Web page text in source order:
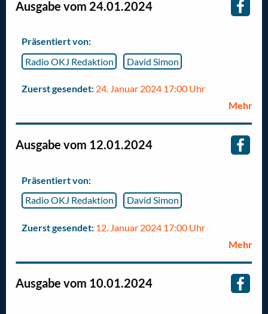
Ausgabe vom 24.01.2024
Präsentiert von:
Radio OKJ Redaktion
David Simon
Zuerst gesendet: 24. Januar 2024 17:00 Uhr
Mehr
Ausgabe vom 12.01.2024
Präsentiert von:
Radio OKJ Redaktion
David Simon
Zuerst gesendet: 12. Januar 2024 17:00 Uhr
Mehr
Ausgabe vom 10.01.2024